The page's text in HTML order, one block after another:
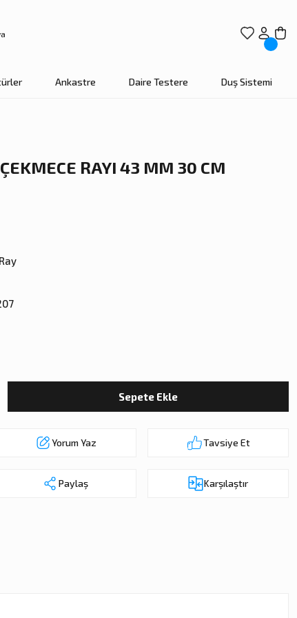
Ankastre Daire Testere Duş Sistemi
RAYI 43 MM 30 CM
Sepete Ekle
Yorum Yaz Tavsiye Et
Paylaş Karşılaştır